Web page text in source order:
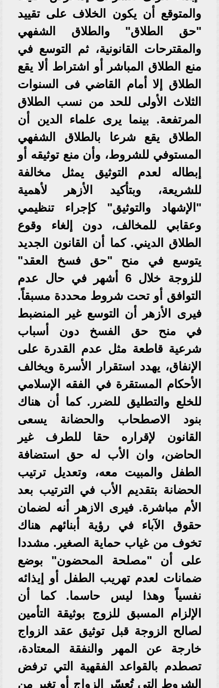
والمتوقع أن يكون الخلاف على تقييد
"حق الطلاق" والطلاق الشفهي
والمقترحات القانونية، ثم التوسع في
منع الطلاق المباشر أو اشتراط ألا يقع
الطلاق إلا أمام القاضي فى السنوات
الثلاث الأولى للحد من نسب الطلاق
المرتفعة. بينما يرى علماء الدين أن
الطلاق يقع شرعا بالطلاق الشفهي
المستوفي للشروط، وأن منع توثيقه أو
إبطاله لعدم التوثيق يمثل مخالفة
للشريعة، وبتأكيد الأزهر لأهمية
"الإشهاد والتوثيق" كإجراء تنظيمي
وعقابي للمخالف، دون إلغاء وقوع
الطلاق الديني. كما أن القانون الجديد
يتوسع في منح "حق فسخ العقد"
للزوجة خلال 6 أشهر في حال عدم
التوافق أو تحت شروط محددة مسبقاً.
فيرى الأزهر أن التوسع غير المنضبط
في منح حق الفسخ دون أسباب
شرعية قاطعة مثل عدم القدرة على
الإنفاق، يهدد استقرار الأسرة ويخالف
الأحكام المستقرة في الفقه الإسلامي
للخلع والتطليق للضرر. كما أن هناك
بنود الاصطحاب والحضانة يسعى
القانون لإقراره حقا للطرف غير
الحاضن، وان الأب له حق استضافة
الطفل والمبيت معه، وتعديل ترتيب
الحضانة بتقديم الأب في الترتيب بعد
الأم مباشرة. فيرى الازهر أنه لضمان
حقوق الآباء في رؤية أبنائهم هناك
تخوف من غياب حماية الصغير. مشددا
على أن "مصلحة المحضون" بوضع
ضمانات لعدم تهريب الطفل أو إيذائه
نفسياً وهذا ليس حاسما. كما أن
الإلزام المسبق للزوج بوثيقة التأمين
لصالح الزوجة قبل توثيق عقد الزواج
خارجة عن المهر والنفقة المعتادة،
تصطدم بالقواعد الفقهية التي ترفض
الشروط التي تُعسّر الزواج أو تغير من